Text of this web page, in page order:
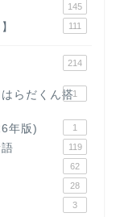
145
111
214
らだくん搭1
年版) 1
119
62
28
3